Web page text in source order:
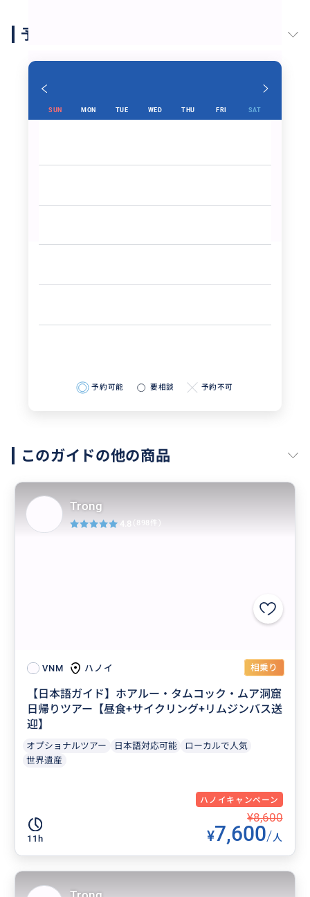
予約スケジュール
SUN MON TUE WED THU FRI SAT
予約可能 要相談 予約不可
このガイドの他の商品
VNM ハノイ 相乗り
【日本語ガイド】ホアルー・タムコック・ムア洞窟
日帰りツアー【昼食+サイクリング+リムジンバス送
迎】
オプショナルツアー 日本語対応可能
ローカルで人気
世界遺産
ハノイキャンペーン
11h
¥8,600
¥7,600/人
Trong
4.8 (898件)